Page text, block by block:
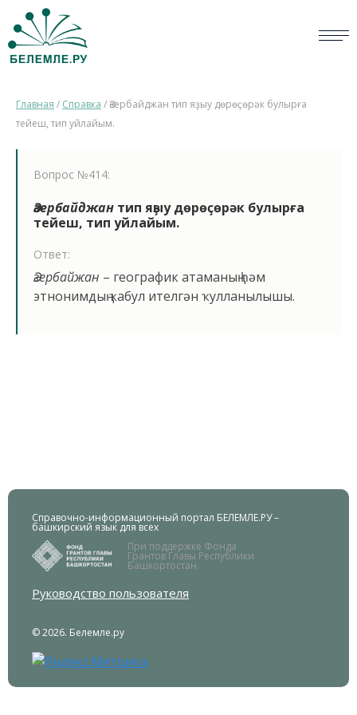
ОПРОС
ПЕРСОНАЛИИ
ВИКТОРИНА
Главная / Справка /Әзербайджан тип яҙыу дөрөҫөрәк булырға
тейеш, тип уйлайым.
Вопрос №414:
Әзербайджан тип яҙыу дөрөҫөрәк булырға
тейеш, тип уйлайым.
Ответ:
Әзербайжан – географик атаманың һәм
этнонимдың ҡабул ителгән ҡулланылышы.
Справочно-информационный портал БЕЛЕМЛЕ.РУ –
башкирский язык для всех
При поддержке Фонда
Грантов Главы Республики
Башкортостан.
Руководство пользователя
© 2026. Белемле.ру